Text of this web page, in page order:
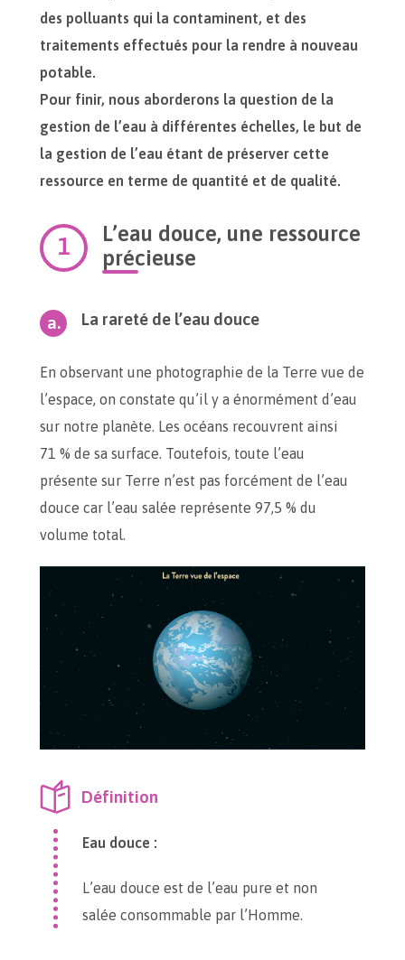
des polluants qui la contaminent, et des
traitements effectués pour la rendre à nouveau
potable.
Pour finir, nous aborderons la question de la
gestion de l’eau à différentes échelles, le but de
la gestion de l’eau étant de préserver cette
ressource en terme de quantité et de qualité.
L’eau douce, une ressource
précieuse
La rareté de l’eau douce
En observant une photographie de la Terre vue de
l’espace, on constate qu’il y a énormément d’eau
sur notre planète. Les océans recouvrent ainsi
71 % de sa surface. Toutefois, toute l’eau
présente sur Terre n’est pas forcément de l’eau
douce car l’eau salée représente 97,5 % du
volume total.
Définition
Eau douce :
L’eau douce est de l’eau pure et non
salée consommable par l’Homme.